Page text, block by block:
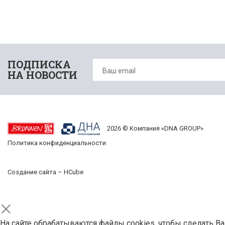
ПОДПИСКА
НА НОВОСТИ
2026 © Компания «DNA GROUP»
Политика конфиденциальности
Создание сайта – HCube